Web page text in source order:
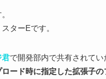
ターEです。
君で開発部内で共有されてい
ード時に指定した拡張子